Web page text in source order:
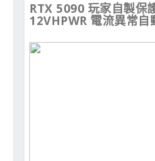
RTX 5090 玩家自製保
12VHPWR 電流異常自